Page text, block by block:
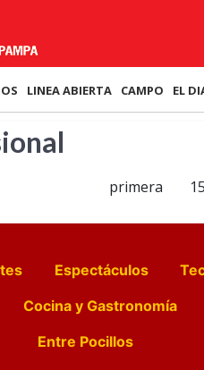
LINEA ABIERTA CAMPO EL
primera 15
Espectáculos
Cocina y Gastronomía
Entre Pocillos